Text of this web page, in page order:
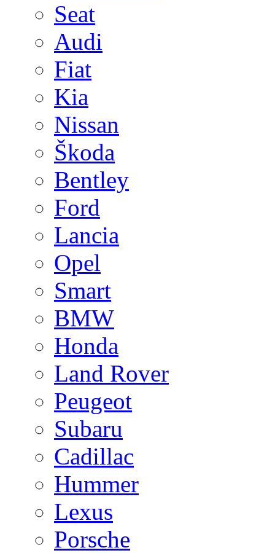
Seat
Audi
Fiat
Kia
Nissan
Škoda
Bentley
Ford
Lancia
Opel
Smart
BMW
Honda
Land Rover
Peugeot
Subaru
Cadillac
Hummer
Lexus
Porsche